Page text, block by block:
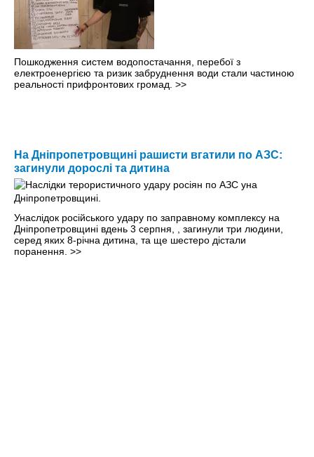
Пошкодження систем водопостачання, перебої з
електроенергією та ризик забруднення води стали частиною
реальності прифронтових громад. >>
На Дніпропетровщині рашисти вгатили по АЗС:
загинули дорослі та дитина
Унаслідок російського удару по заправному комплексу на
Дніпропетровщині вдень 3 серпня, , загинули три людини,
серед яких 8-річна дитина, та ще шестеро дістали
поранення. >>